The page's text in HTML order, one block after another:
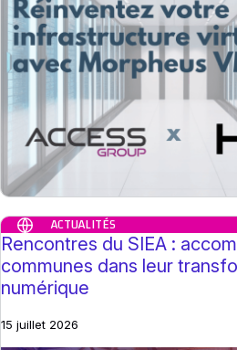
ACTUALITÉS
Rencontres du SIEA :
communes dans leur
numérique
15 juillet 2026